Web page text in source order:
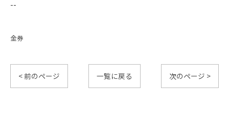
--
金券
< 前のページ 一覧に戻る 次のページ >